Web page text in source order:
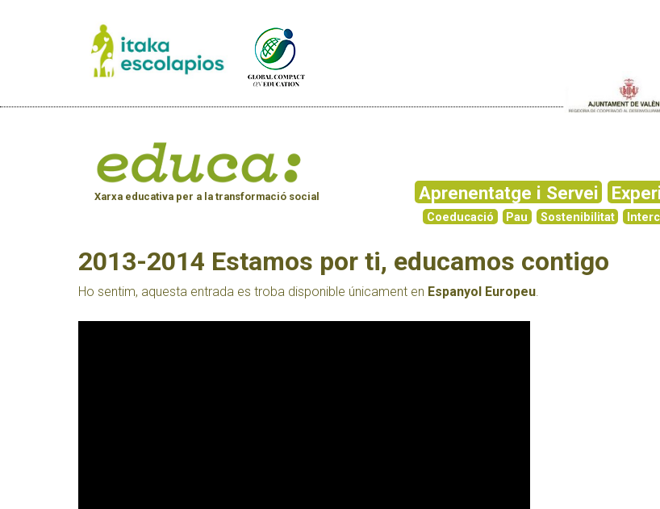
Xarxa educativa per a la transformació social Aprenentatge i Servei
Coeducació Pau Sostenibilitat
2013-2014 Estamos por ti, educamos contigo
Ho sentim, aquesta entrada es troba disponible únicament en Espanyol Europeu